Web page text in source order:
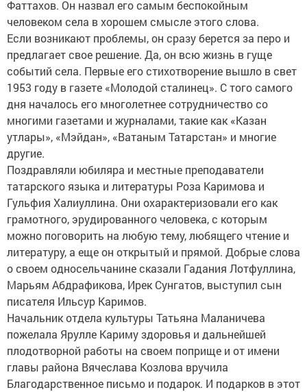
Фаттахов. Он назвал его самым беспокойным
человеком села в хорошем смысле этого слова.
Если возникают проблемы, он сразу берется за перо и
предлагает свое решение. Да, он всю жизнь в гуще
событий села. Первые его стихотворение вышло в свет
1953 году в газете «Молодой сталинец». С того самого
дня началось его многолетнее сотрудничество со
многими газетами и журналами, такие как «Казан
утлары», «Мэйдан», «Ватаным Татарстан» и многие
другие.
Поздравляли юбиляра и местные преподаватели
татарского языка и литературы Роза Каримова и
Гульфия Халиуллина. Они охарактеризовали его как
грамотного, эрудированного человека, с которым
можно поговорить на любую тему, любящего чтение и
литературу, а еще он открытый и прямой. Добрые слова
о своем односельчанине сказали Гадания Лотфуллина,
Марьям Абдрафикова, Ирек Сунгатов, выступил сын
писателя Ильсур Каримов.
Начальник отдела культуры Татьяна Маланичева
пожелала Ярулле Кариму здоровья и дальнейшей
плодотворной работы на своем поприще и от имени
главы района Вячеслава Козлова вручила
Благодарственное письмо и подарок. И подарков в этот